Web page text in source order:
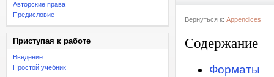
Авторские права
Предисловие
Приступая к работе
Введение
Простой учебник
Вернуться к: Appendices
Содержание
Форматы